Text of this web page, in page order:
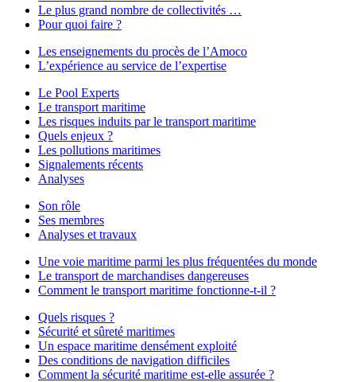
Le plus grand nombre de collectivités …
Pour quoi faire ?
Les enseignements du procès de l’Amoco
L’expérience au service de l’expertise
Le Pool Experts
Le transport maritime
Les risques induits par le transport maritime
Quels enjeux ?
Les pollutions maritimes
Signalements récents
Analyses
Son rôle
Ses membres
Analyses et travaux
Une voie maritime parmi les plus fréquentées du monde
Le transport de marchandises dangereuses
Comment le transport maritime fonctionne-t-il ?
Quels risques ?
Sécurité et sûreté maritimes
Un espace maritime densément exploité
Des conditions de navigation difficiles
Comment la sécurité maritime est-elle assurée ?